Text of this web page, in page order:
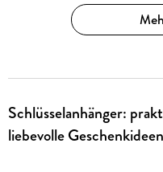
Schlüsselanhänger:
liebevolle Geschenkideen